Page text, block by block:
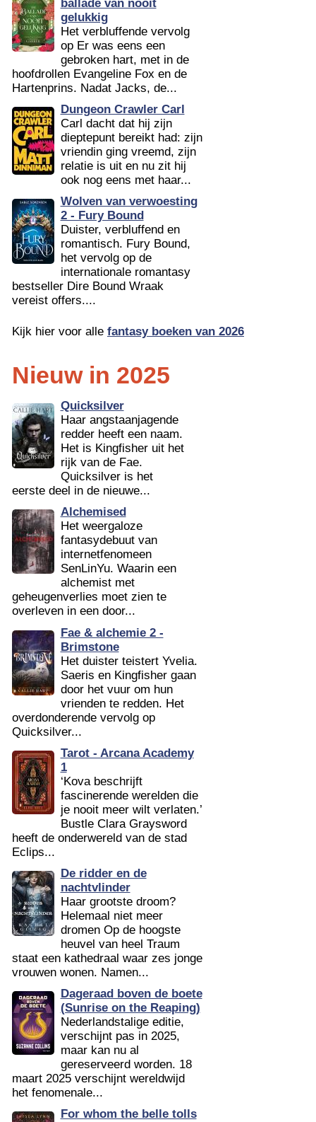
ballade van nooit
gelukkig
Het verbluffende vervolg
op Er was eens een
gebroken hart, met in de
hoofdrollen Evangeline Fox en de
Hartenprins. Nadat Jacks, de...
Dungeon Crawler Carl
Carl dacht dat hij zijn
dieptepunt bereikt had: zijn
vriendin ging vreemd, zijn
relatie is uit en nu zit hij
ook nog eens met haar...
Wolven van verwoesting
2 - Fury Bound
Duister, verbluffend en
romantisch. Fury Bound,
het vervolg op de
internationale romantasy
bestseller Dire Bound Wraak
vereist offers....
Kijk hier voor alle fantasy boeken van 2026
Nieuw in 2025
Quicksilver
Haar angstaanjagende
redder heeft een naam.
Het is Kingfisher uit het
rijk van de Fae.
Quicksilver is het
eerste deel in de nieuwe...
Alchemised
Het weergaloze
fantasydebuut van
internetfenomeen
SenLinYu. Waarin een
alchemist met
geheugenverlies moet zien te
overleven in een door...
Fae & alchemie 2 -
Brimstone
Het duister teistert Yvelia.
Saeris en Kingfisher gaan
door het vuur om hun
vrienden te redden. Het
overdonderende vervolg op
Quicksilver...
Tarot - Arcana Academy
1
‘Kova beschrijft
fascinerende werelden die
je nooit meer wilt verlaten.’
Bustle Clara Graysword
heeft de onderwereld van de stad
Eclips...
De ridder en de
nachtvlinder
Haar grootste droom?
Helemaal niet meer
dromen Op de hoogste
heuvel van heel Traum
staat een kathedraal waar zes jonge
vrouwen wonen. Namen...
Dageraad boven de boete
(Sunrise on the Reaping)
Nederlandstalige editie,
verschijnt pas in 2025,
maar kan nu al
gereserveerd worden. 18
maart 2025 verschijnt wereldwijd
het fenomenale...
For whom the belle tolls